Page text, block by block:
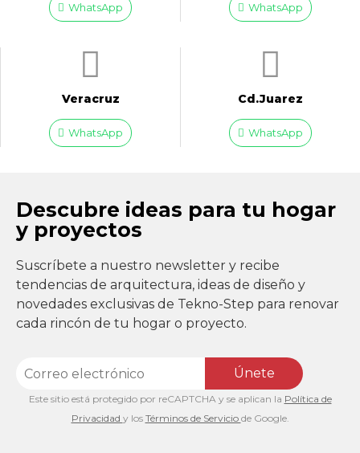
WhatsApp WhatsApp
Veracruz
WhatsApp
Cd.Juarez
WhatsApp
Descubre ideas para tu hogar
y proyectos
Suscríbete a nuestro newsletter y recibe
tendencias de arquitectura, ideas de diseño y
novedades exclusivas de Tekno-Step para renovar
cada rincón de tu hogar o proyecto.
Únete
Este sitio está protegido por reCAPTCHA y se aplican la Política de
Privacidad y los Términos de Servicio de Google.